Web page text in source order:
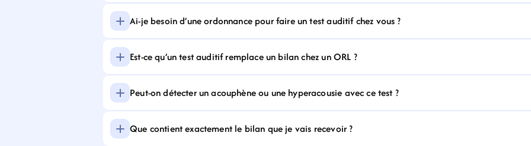
Ai-je besoin d’une ordonnance pour faire un test auditif chez vous ?
Est-ce qu’un test auditif remplace un bilan chez un ORL ?
Peut-on détecter un acouphène ou une hyperacousie avec ce test ?
Que contient exactement le bilan que je vais recevoir ?